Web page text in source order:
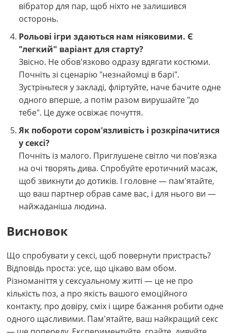
вібратор для пар, щоб ніхто не залишився
осторонь.
Рольові ігри здаються нам ніяковими. Є
"легкий" варіант для старту?
Звісно. Не обов'язково одразу вдягати костюми.
Почніть зі сценарію "незнайомці в барі".
Зустріньтеся у закладі, фліртуйте, наче бачите одне
одного вперше, а потім разом вирушайте "до
тебе". Це дуже освіжає почуття.
Як побороти сором'язливість і розкріпачитися
у сексі?
Почніть із малого. Приглушене світло чи пов'язка
на очі творять дива. Спробуйте еротичний масаж,
щоб звикнути до дотиків. І головне — пам'ятайте,
що ваш партнер обрав саме вас, і для нього ви —
найжаданіша людина.
Висновок
Що спробувати у сексі, щоб повернути пристрасть?
Відповідь проста: усе, що цікаво вам обом.
Різноманіття у сексуальному житті — це не про
кількість поз, а про якість вашого емоційного
контакту, про довіру, сміх і щире бажання робити одне
одного щасливими. Пам'ятайте, ваш найкращий секс